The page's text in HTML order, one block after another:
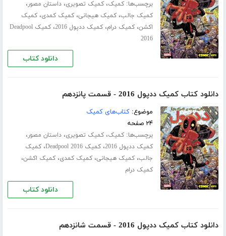
برچسب‌ها:کمیک،کمیک تصویری،داستان مصور،
کمیک جالب،کمیک هیجانی،کمیک کمدی،کمیک
اکشن،کمیک درام،کمیک ددپول 2016 ،
کمیک Deadpool
2016
دانلود کتاب
دانلود کتاب کمیک ددپول 2016 - قسمت پانزدهم
موضوع:کتاب‌های کمیک
۲۴ صفحه
برچسب‌ها:کمیک،کمیک تصویری،داستان مصور،
کمیک ددپول 2016 ،کمیک Deadpool 2016 ،کمیک
جالب،کمیک هیجانی،کمیک کمدی،کمیک اکشن،
کمیک درام
دانلود کتاب
دانلود کتاب کمیک ددپول 2016 - قسمت شانزدهم